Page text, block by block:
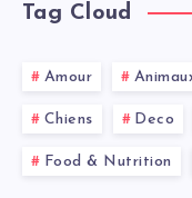
Tag Cloud
Amour
Chiens Deco
Food & Nutrition